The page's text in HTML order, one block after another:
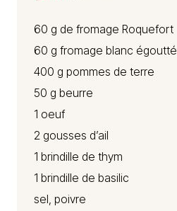
60 g de fromage Roquefort
60 g fromage blanc égoutté
400 g pommes de terre
50 g beurre
1 oeuf
2 gousses d’ail
1 brindille de thym
1 brindille de basilic
sel, poivre